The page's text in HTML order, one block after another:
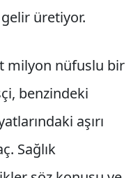
üretiyor.
milyon nüfuslu bir
benzindeki
aşırı
Sağlık